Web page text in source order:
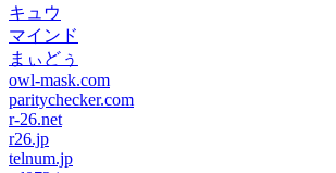
キュウ
マインド
まぃどぅ
owl-mask.com
paritychecker.com
r-26.net
r26.jp
telnum.jp